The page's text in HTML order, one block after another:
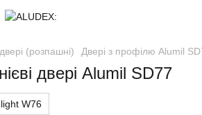
(розпашні) Двері з профілю Alumil
двері Alumil SD77
W76